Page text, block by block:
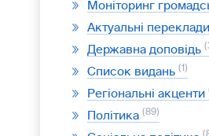
Моніторинг
Актуальні переклади
Державна доповідь
Список видань 1
Регіональні акценти
Політика 89